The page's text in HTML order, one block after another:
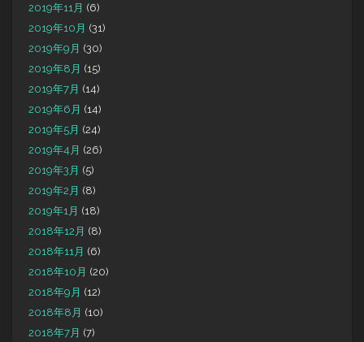
2019年11月 (6)
2019年10月 (31)
2019年9月 (30)
2019年8月 (15)
2019年7月 (14)
2019年6月 (14)
2019年5月 (24)
2019年4月 (26)
2019年3月 (5)
2019年2月 (8)
2019年1月 (18)
2018年12月 (8)
2018年11月 (6)
2018年10月 (20)
2018年9月 (12)
2018年8月 (10)
2018年7月 (7)